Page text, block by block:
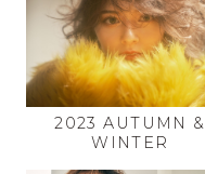
2023 AUTUMN &
WINTER